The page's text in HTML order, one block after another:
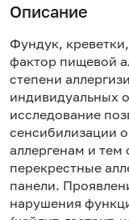
Описание
Фундук,
фактор пищевой
степени
индивидуальных
исследование
сенсибилизации
аллергенам и
перекрестные
панели.
нарушения